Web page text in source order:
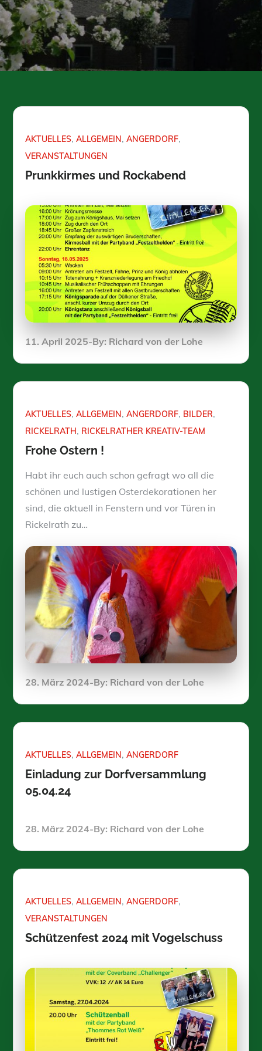
AKTUELLES ALLGEMEIN ANGERDORF
VERANSTALTUNGEN
Prunkkirmes und Rockabend
Posted
11. April 2025 By: Richard von der Lohe
AKTUELLES ALLGEMEIN ANGERDORF BILDER
RICKELRATH RICKELRATHER KREATIV-TEAM
Frohe Ostern !
Habt ihr euch auch schon gefragt wo all die
schönen und lustigen Osterdekorationen her
sind, die aktuell in Fenstern und vor Türen in
Rickelrath zu…
Posted
28. März 2024 By: Richard von der Lohe
AKTUELLES ALLGEMEIN ANGERDORF
Einladung zur Dorfversammlung
05.04.24
Posted
28. März 2024 By: Richard von der Lohe
AKTUELLES ALLGEMEIN ANGERDORF
VERANSTALTUNGEN
Schützenfest 2024 mit Vogelschuss